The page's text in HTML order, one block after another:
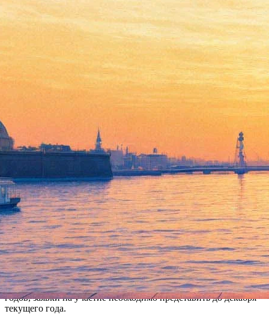
Третья Биеннале историко-
архивной фотографии
пройдет в 2016 году в
Мраморном дворце
Версия для печати
Русский музей продолжает свой проект по представлению
широкой публике малоизвестных фотографических собраний
и объявляет о начале подготовки к Третьей Биеннале
историко-архивной фотографии из российских музеев,
архивов, библиотек и частных коллекций.
К отбору для участия в выставке приглашаются
вышеперечисленные организации и учреждения,
расположенные вне Москвы и Санкт-Петербурга, которые
могут предложить оригинальные фотографии 1850-1950-х
годов, заявки на участие необходимо представить до декабря
текущего года.